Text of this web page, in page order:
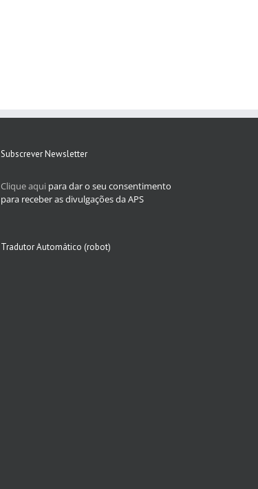
Subscrever Newsletter
Clique aqui para dar o seu consentimento
para receber as divulgações da APS
Tradutor Automático (robot)